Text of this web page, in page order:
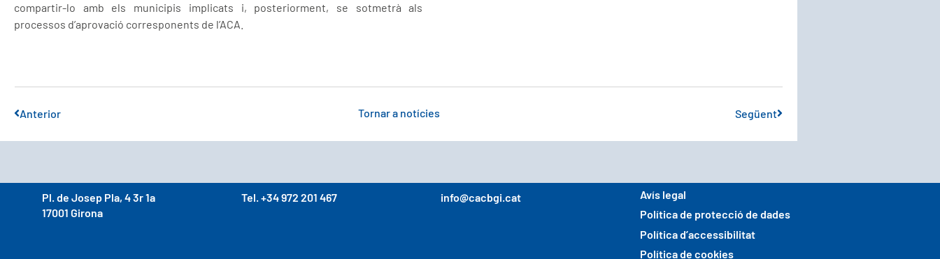
compartir-lo amb els municipis implicats i, posteriorment, se sotmetrà als
processos d’aprovació corresponents de l’ACA.
Tornar a notícies
Anterior Següent
Pl. de Josep Pla, 4 3r 1a
17001 Girona
Tel. +34 972 201 467 info@cacbgi.cat
Avís legal
Política de protecció de dades
Política d’accessibilitat
Política de cookies